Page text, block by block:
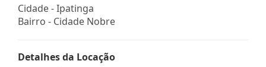
Cidade -Ipatinga
Bairro - Cidade Nobre
Detalhes da Locação